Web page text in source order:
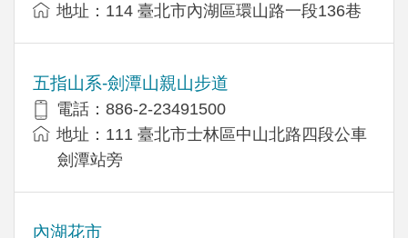
地址：114 臺北市內湖區環山路一段136巷
五指山系-劍潭山親山步道
電話：886-2-23491500
地址：111 臺北市士林區中山北路四段公車
劍潭站旁
內湖花市